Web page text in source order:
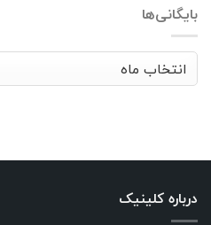
بایگانی‌ها
بایگانی‌ها
درباره کلینیک